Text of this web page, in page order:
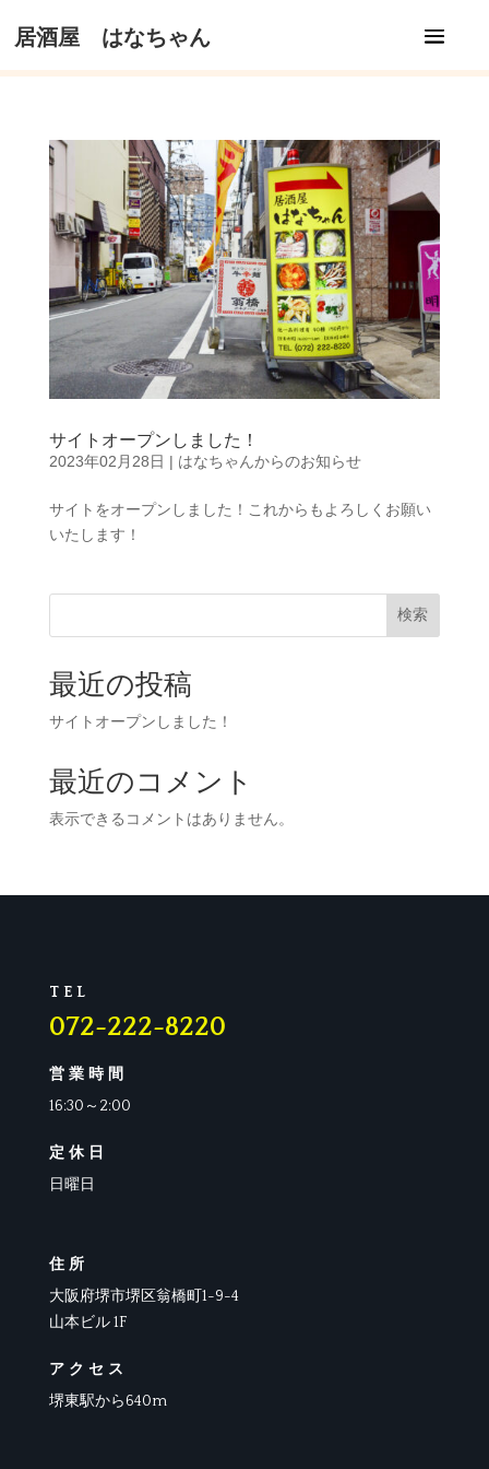
居酒屋 はなちゃん
サイトオープンしました！
2023年02月28日 | はなちゃんからのお知らせ
サイトをオープンしました！これからもよろしくお願い
いたします！
検索
最近の投稿
サイトオープンしました！
最近のコメント
表示できるコメントはありません。
TEL
072-222-8220
営業時間
16:30～2:00
定休日
日曜日
住所
大阪府堺市堺区翁橋町 1-9-4
山本ビル1F
アクセス
堺東駅から640m